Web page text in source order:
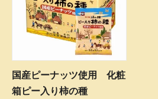
国産ピーナッツ使用 化粧
箱ピー入り柿の種